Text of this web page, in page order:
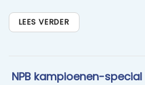
LEES VERDER
​ NPB kampioenen-special